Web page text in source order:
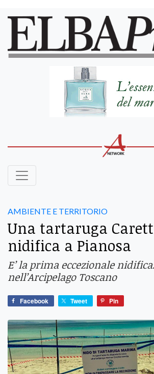
AMBIENTE E TERRITORIO
Una tartaruga
nidifica a Pianosa
E’ la prima eccezionale
nell’Arcipelago Toscano
Facebook Tweet Pin